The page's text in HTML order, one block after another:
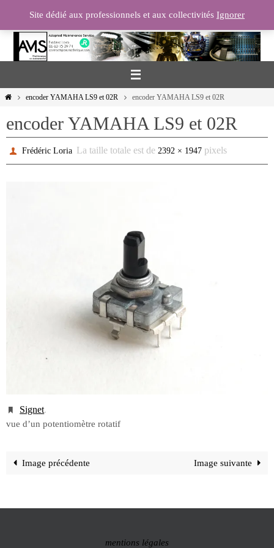
le
contenu
Homeencoder YAMAHA LS9 et 02R encoder YAMAHA LS9 et 02R
encoder YAMAHA LS9 et 02R
Frédéric Loria La taille totale est de 2392 × 1947 pixels
Signet.
vue d’un potentiomètre rotatif
Image précédente Image suivante
mentions légales
Site dédié aux professionnels et aux collectivités Ignorer